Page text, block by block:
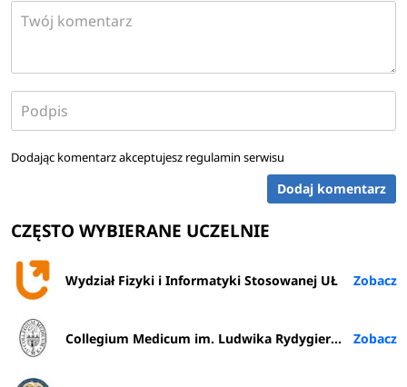
Dodając komentarz akceptujesz regulamin serwisu
Dodaj komentarz
CZĘSTO WYBIERANE UCZELNIE
Wydział Fizyki i Informatyki Stosowanej UŁ
Collegium Medicum im. Ludwika Rydygiera w Bydgoszczy